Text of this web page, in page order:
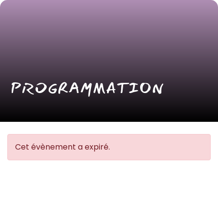
PROGRAMMATION
Cet évènement a expiré.